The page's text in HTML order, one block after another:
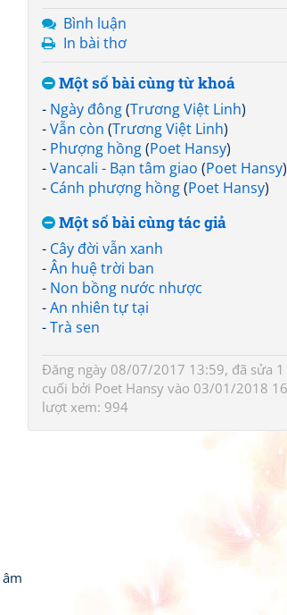
Bình luận
In bài thơ
Một số bài cùng từ khoá
- Ngày đông(Trương Việt Linh)
-Vẫn còn (Trương Việt Linh)
- Phượng hồng(Poet Hansy)
-Vancali - Bạn tâm giao (Poet Hansy)
- Cánh phượng hồng(Poet Hansy)
Một số bài cùng tác giả
- Cây đời vẫn xanh
-Ân huệ trời ban
- Non bồng nước nhược
-An nhiên tự tại
-Trà sen
Đăng ngày 08/07/2017 13:59, đã sửa 1
cuối bởi Poet Hansy vào 03/01/2018
lượt xem: 994